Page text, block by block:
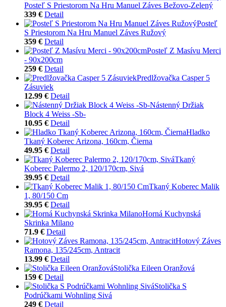
Posteľ S Priestorom Na Hru Manuel Záves Bežovo-Zelený
339 € Detail
Posteľ
S Priestorom Na Hru Manuel Záves Ružový
359 € Detail
Posteľ Z Masívu Merci
- 90x200cm
259 € Detail
Predlžovačka Casper 5
Zásuviek
12.99 € Detail
Nástenný Držiak
Block 4 Weiss -Sb-
10.95 € Detail
Hladko
Tkaný Koberec Arizona, 160cm, Čierna
49.95 € Detail
Tkaný
Koberec Palermo 2, 120/170cm, Sivá
39.95 € Detail
Tkaný Koberec Malik
1, 80/150 Cm
39.95 € Detail
Horná Kuchynská
Skrinka Milano
71.9 € Detail
Hotový Záves
Ramona, 135/245cm, Antracit
13.99 € Detail
Stolička Eileen Oranžová
159 € Detail
Stolička S
Podrúčkami Wohnling Sivá
249 € Detail